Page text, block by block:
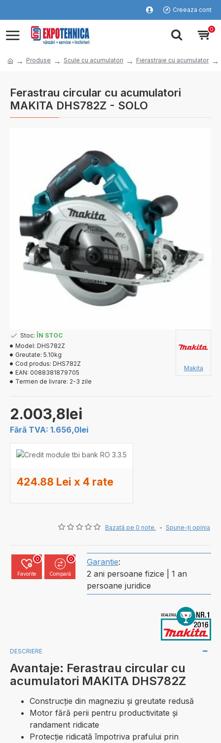
Creeaza cont
0
Produse Scule cu acumulatori Fierastraie cu acumulator
Ferastrau circular cu acumulatori
MAKITA DHS782Z - SOLO
Bazată pe 0 note. - Spune-ţi opinia
2.003,8lei
Fără TVA: 1.656,0lei
Stoc: ÎN STOC
Model: DHS782Z
Greutate: 5.10kg
Cod produs: DHS782Z
EAN: 0088381879705
Termen de livrare: 2-3 zile
Makita
424.88 Lei x 4 rate
Favorite
0
Compară
0 Garantie:
2 ani persoane fizice | 1 an
persoane juridice
DESCRIERE
Avantaje: Ferastrau circular cu
acumulatori MAKITA DHS782Z
Construcție din magneziu și greutate redusă
Motor fără perii pentru productivitate și
randament ridicate
Protecţie ridicată împotriva prafului prin